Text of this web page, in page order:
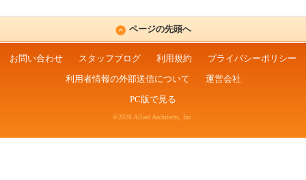
ページの先頭へ
お問い合わせ スタッフブログ 利用規約
プライバシーポリシー
利用者情報の外部送信について
運営会社
PC版で見る
©2026 Allied Architects, Inc.